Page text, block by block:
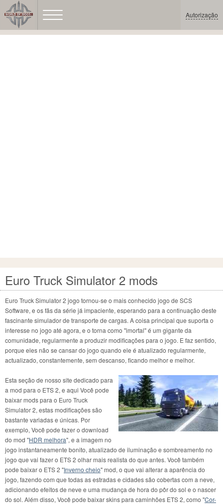
Autorização
Euro Truck Simulator 2 mods
Euro Truck Simulator 2 jogo tornou-se o mais conhecido jogo de SCS
Software, e os fãs da série já impaciente, esperando para a continuação deste
fascinante simulador de transporte de cargas. A coisa principal que suporta o
interesse no jogo até agora, e o torna como "imortal" é um gigante da
comunidade, regularmente a produzir modificações para o jogo. E faz sentido,
porque eles não se cansar do jogo quando ele é atualizado regularmente,
actualizado, constantemente, sem descanso, ficando melhor e melhor.
Esta seção de nosso site dedicado para
a mod para o ETS 2, e aqui Você pode
baixar mods para o Euro Truck
Simulator 2, estas modificações são
bastante variadas e únicas. Por
exemplo, Você pode fazer o download
do mod "HDR melhora", e a imagem no
jogo instantaneamente bonito, atualizado de iluminação e sombreamento no
jogo que vai fazer o ETS 2 olhar mais realista do que antes. Você também
pode baixar o ETS 2 "Inverno cheio" mod, o que vai alterar a aparência do
jogo, fazendo com que todas as estradas e cidades são cobertas com a neve,
adicionando efeitos de neve e uma mudança de hora do pôr do sol e o nascer
do sol. Além disso, Você pode baixar skins para caminhões ETS 2, como "Cor-